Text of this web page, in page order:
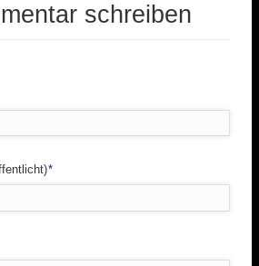
schreiben
*